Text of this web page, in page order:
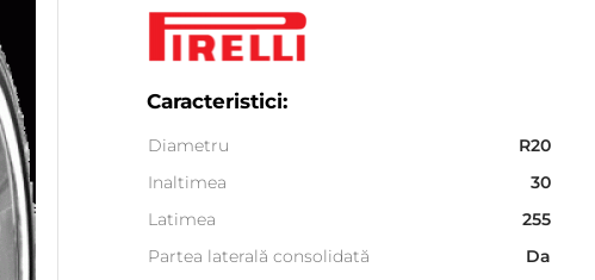
Caracteristici:
Diametru
R20
Inaltimea
30
Latimea
255
Partea laterală consolidată
Da